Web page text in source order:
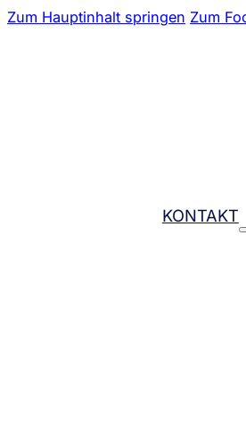
Zum Hauptinhalt springen Zum
KONTAKT